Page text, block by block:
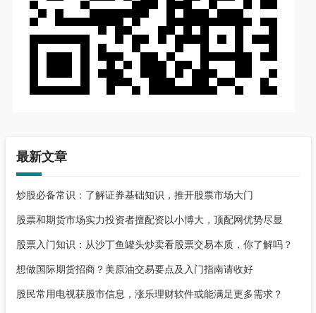
最新文章
炒股必备常识：了解证券基础知识，推开股票市场大门
股票和期货市场实力投资者擅配资以小博大，顶配网优势尽显
股票入门知识：从沙丁鱼罐头炒卖看股票交易本质，你了解吗？
想做国际期货招商？美原油交易要点及入门指南请收好
股民常用电视获股市信息，涨乐理财软件或能满足更多需求？